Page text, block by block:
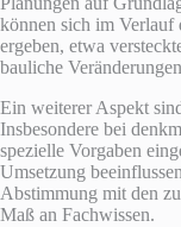
können sich im Verlauf
ergeben, etwa
bauliche
Ein weiterer Aspekt
Insbesondere bei
spezielle Vorgaben
Umsetzung
Abstimmung mit den
Maß an Fachwissen.